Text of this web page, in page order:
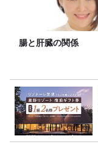
腸と肝臓の関係